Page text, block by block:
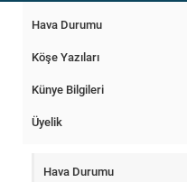
Hava Durumu
Köşe Yazıları
Künye Bilgileri
Üyelik
Hava Durumu